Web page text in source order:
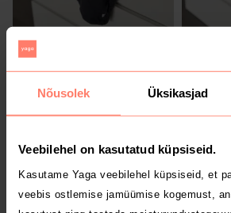
Nõusolek Üksikasjad
Veebilehel on kasutatud küpsiseid.
Kasutame Yaga veebilehel küpsiseid, et
veebis ostlemise jamüümise kogemust,
2 €